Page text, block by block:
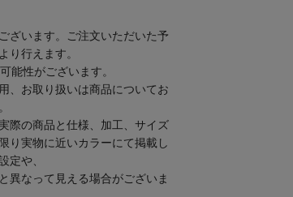
ざいます。ご注文いただいた予
り行えます。
能性がございます。
、お取り扱いは商品についてお
際の商品と仕様、加工、サイズ
り実物に近いカラーにて掲載し
定や、
異なって見える場合がございま